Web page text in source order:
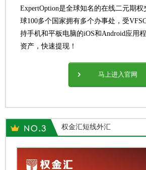
ExpertOption是全球知名的在线二元期
球100多个国家拥有多个办事处，受
持手机和平板电脑的iOS和Android应用
资产，快速提现！
马上进入官网
权金汇短线外汇